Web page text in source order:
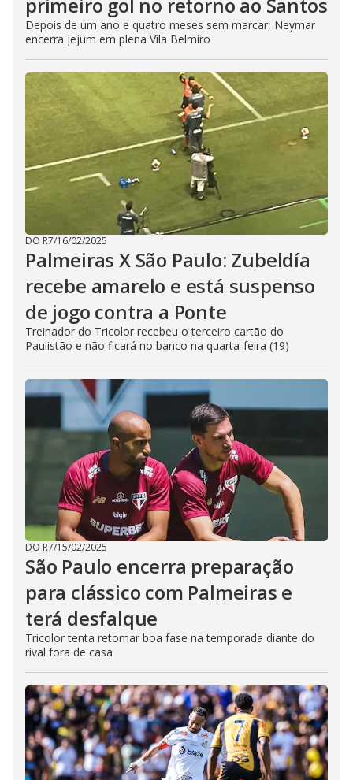
Depois de um ano e quatro meses sem marcar, Neymar
encerra jejum em plena Vila Belmiro
DO R7/16/02/2025
Palmeiras X São Paulo: Zubeldía
recebe amarelo e está suspenso
de jogo contra a Ponte
Treinador do Tricolor recebeu o terceiro cartão do
Paulistão e não ficará no banco na quarta-feira (19)
DO R7/15/02/2025
São Paulo encerra preparação
para clássico com Palmeiras e
terá desfalque
Tricolor tenta retomar boa fase na temporada diante do
rival fora de casa